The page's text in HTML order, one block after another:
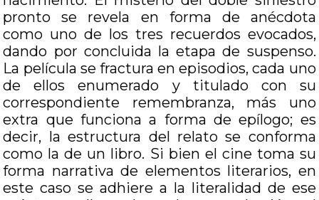
pronto se revela en forma de anécdota
como uno de los tres recuerdos evocados,
dando por concluida la etapa de suspenso.
La película se fractura en episodios, cada uno
de ellos enumerado y titulado con su
correspondiente remembranza, más uno
extra que funciona a forma de epílogo; es
decir, la estructura del relato se conforma
como la de un libro. Si bien el cine toma su
forma narrativa de elementos literarios, en
este caso se adhiere a la literalidad de ese